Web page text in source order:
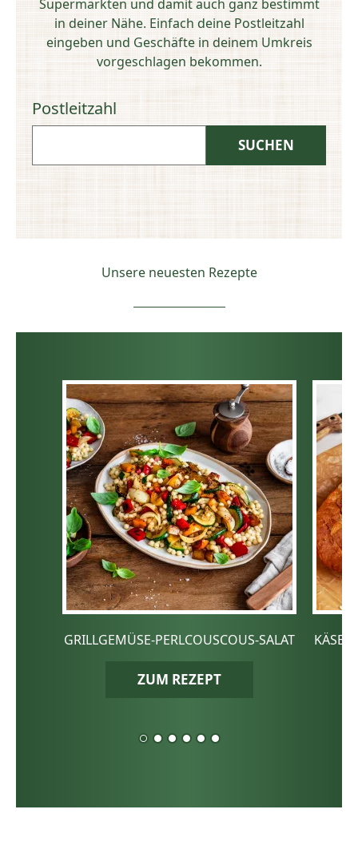
Supermärkten und damit auch ganz bestimmt
in deiner Nähe. Einfach deine Postleitzahl
eingeben und Geschäfte in deinem Umkreis
vorgeschlagen bekommen.
Postleitzahl
Unsere neuesten Rezepte
GRILLGEMÜSE-PERLCOUSCOUS-SALAT
ZUM REZEPT
KÄSE-